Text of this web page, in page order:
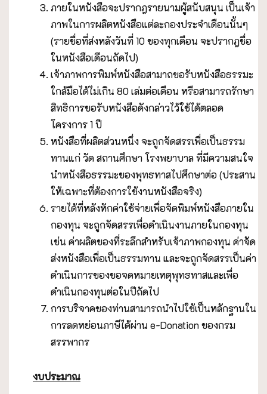
ภายในหนังสือจะปรากฎรายนามผู้สนับสนุน เป็นเจ้า
ภาพในการผลิตหนังสือแต่ละกองประจำเดือนนั้นๆ
(รายชื่อที่ส่งหลังวันที่ 10 ของทุกเดือน จะปรากฎชื่อ
ในหนังสือเดือนถัดไป)
เจ้าภาพการพิมพ์หนังสือสามาถขอรับหนังสือธรรมะ
ใกล้มือได้ไม่เกิน 80 เล่มต่อเดือน หรือสามารถรักษา
สิทธิการขอรับหนังสือดังกล่าวไว้ใช้ได้ตลอด
โครงการ 1 ปี
หนังสือที่ผลิตส่วนหนึ่ง จะถูกจัดสรรเพื่อเป็นธรรม
ทานแก่ วัด สถานศึกษา โรงพยาบาล ที่มีความสนใจ
นำหนังสือธรรมะของพุทธทาสไปศึกษาต่อ (ประสาน
ให้เฉพาะที่ต้องการใช้งานหนังสือจริง)
รายได้ที่หลังหักค่าใช้จ่ายเพื่อจัดพิมพ์หนังสือภายใน
กองทุน จะถูกจัดสรรเพื่อดำเนินงานภายในกองทุน
เช่น ค่าผลิตของที่ระลึกสำหรับเจ้าภาพกองทุน ค่าจัด
ส่งหนังสือเพื่อเป็นธรรมทาน และจะถูกจัดสรรเป็นค่า
ดำเนินการของขอจดหมายเหตุพุทธทาสและเพื่อ
ดำเนินกองทุนต่อในปีถัดไป
การบริจาคของท่านสามารถนำไปใช้เป็นหลักฐานใน
การลดหย่อนภาษีได้ผ่าน e-Donation ของกรม
สรรพากร
งบประมาณ